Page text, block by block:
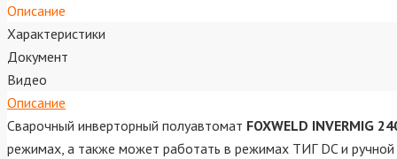
Описание
Характеристики
Документ
Видео
Описание
Сварочный инверторный полуавтомат FOXWELD INVERMIG
режимах, а также может работать в режимах ТИГ DC и